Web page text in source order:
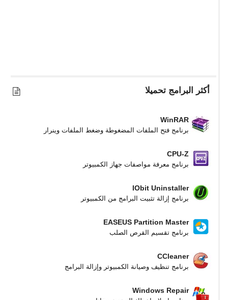
أكثر البرامج تحميلا
WinRAR
برنامج فتح الملفات المضغوطة وضغط الملفات وينرار
CPU-Z
برنامج معرفة مواصفات جهاز الكمبيوتر
IObit Uninstaller
برنامج إزالة تثبيت البرامج من الكمبيوتر
EASEUS Partition Master
برنامج تقسيم القرص الصلب
CCleaner
برنامج تنظيف وصيانة الكمبيوتر وإزالة البرامج
Windows Repair